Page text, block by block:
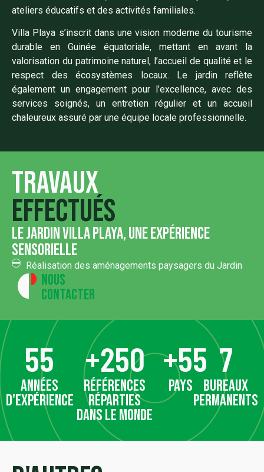
ateliers éducatifs et des activités familiales.
Villa Playa s’inscrit dans une vision moderne du tourisme
durable en Guinée équatoriale, mettant en avant la
valorisation du patrimoine naturel, l’accueil de qualité et le
respect des écosystèmes locaux. Le jardin reflète
également un engagement pour l’excellence, avec des
services soignés, un entretien régulier et un accueil
chaleureux assuré par une équipe locale professionnelle.
Travaux
effectués
Le jardin villa playa, une expérience
sensorielle
Réalisation des aménagements paysagers du Jardin
Nous
contacter
années
d'expérience
55
références
réparties
dans le monde
+250
pays
+55
bureaux
permanents
7